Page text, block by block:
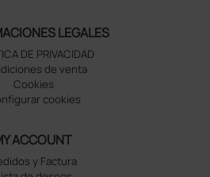
LEGALES
DE PRIVACIDAD
de venta
Cookies
cookies
ACCOUNT
y Factura